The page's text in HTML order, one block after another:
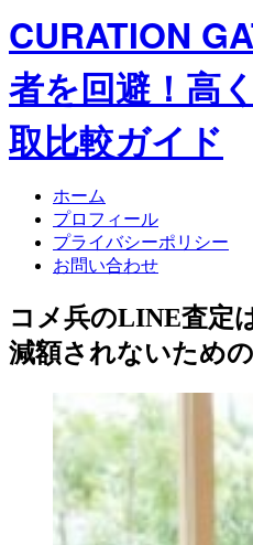
CURATION
者を回避！高
取比較ガイド
ホーム
プロフィール
プライバシーポリシー
お問い合わせ
コメ兵のLINE査定
減額されないため